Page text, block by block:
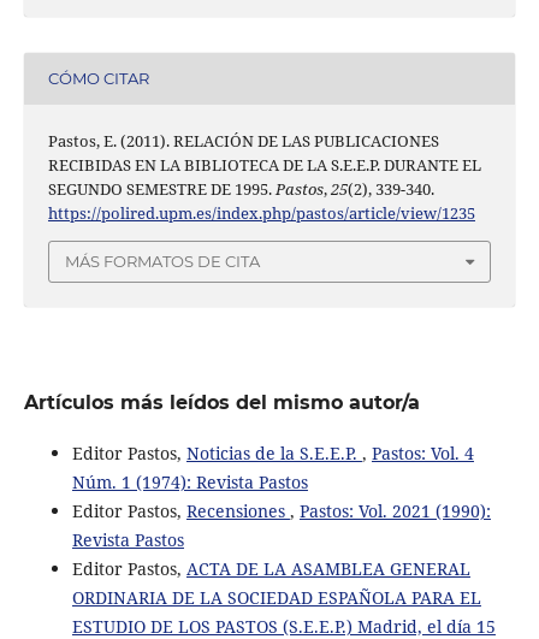
CÓMO CITAR
Pastos, E. (2011). RELACIÓN DE LAS PUBLICACIONES
RECIBIDAS EN LA BIBLIOTECA DE LA S.E.E.P. DURANTE EL
SEGUNDO SEMESTRE DE 1995.Pastos,25(2), 339-340.
https://polired.upm.es/index.php/pastos/article/view/1235
MÁS FORMATOS DE CITA
Artículos más leídos del mismo autor/a
Editor Pastos, Noticias de la S.E.E.P. , Pastos: Vol. 4
Núm. 1 (1974): Revista Pastos
Editor Pastos, Recensiones , Pastos: Vol. 2021 (1990):
Revista Pastos
Editor Pastos, ACTA DE LA ASAMBLEA GENERAL
ORDINARIA DE LA SOCIEDAD ESPAÑOLA PARA EL
ESTUDIO DE LOS PASTOS (S.E.E.P.) Madrid, el día 15